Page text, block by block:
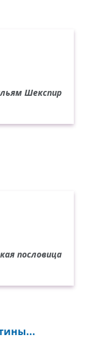
Шекспир
пословица